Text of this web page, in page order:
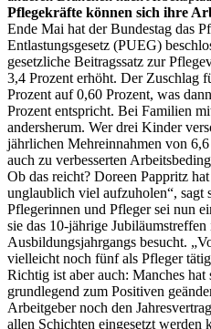
Pflegekräfte können sich ihre
Ende Mai hat der Bundestag das
Entlastungsgesetz (PUEG)
gesetzliche Beitragssatz zur
3,4 Prozent erhöht. Der Zuschlag
Prozent auf 0,60 Prozent, was
Prozent entspricht. Bei Familien
andersherum. Wer drei Kinder
jährlichen Mehreinnahmen von
auch zu verbesserten
Ob das reicht? Doreen Pappritz
unglaublich viel aufzuholen“, sagt
Pflegerinnen und Pfleger sei nun
sie das 10-jährige Jubiläumstreffen
Ausbildungsjahrgangs besucht.
vielleicht noch fünf als Pfleger
Richtig ist aber auch: Manches
grundlegend zum Positiven
Arbeitgeber noch den
allen Schichten eingesetzt werden